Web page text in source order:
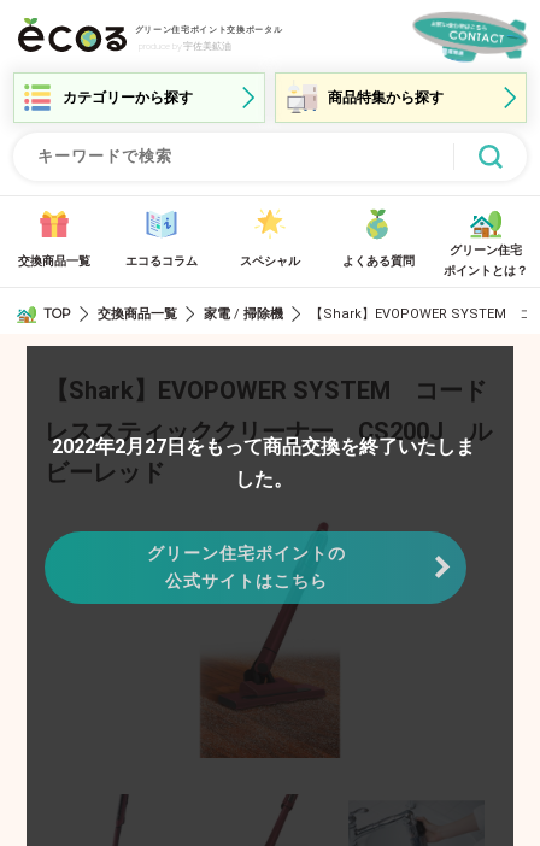
グリーン住宅ポイント交換ポータル
produce by 宇佐美鉱油
交換商品一覧 エコるコラム スペシャル よくある質問
グリーン住宅
ポイントとは？
TOP 交換商品一覧 家電 /掃除機 【Shark】EVOPOWER SYSTEM
2022年2月27日をもって商品交換を終了いたしま
した。
グリーン住宅ポイントの
公式サイトはこちら
【Shark】EVOPOWER SYSTEM コード
レススティッククリーナー CS200J ル
ビーレッド